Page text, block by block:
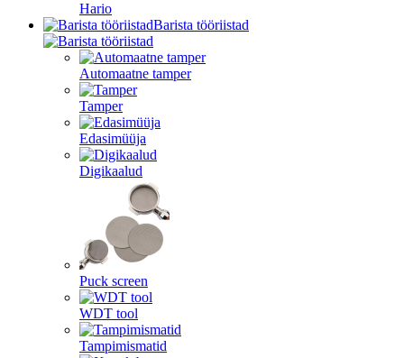
Hario
Barista tööriistad
Automaatne tamper
Tamper
Edasimüüja
Digikaalud
Puck screen
WDT tool
Tampimismatid